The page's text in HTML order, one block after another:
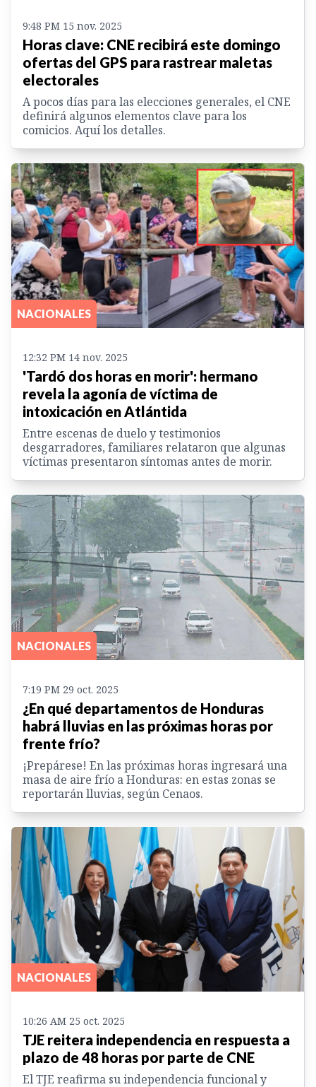
9:48 PM 15 nov. 2025
Horas clave: CNE recibirá este domingo
ofertas del GPS para rastrear maletas
electorales
A pocos días para las elecciones generales, el CNE
definirá algunos elementos clave para los
comicios. Aquí los detalles.
NACIONALES
12:32 PM 14 nov. 2025
'Tardó dos horas en morir': hermano
revela la agonía de víctima de
intoxicación en Atlántida
Entre escenas de duelo y testimonios
desgarradores, familiares relataron que algunas
víctimas presentaron síntomas antes de morir.
NACIONALES
7:19 PM 29 oct. 2025
¿En qué departamentos de Honduras
habrá lluvias en las próximas horas por
frente frío?
¡Prepárese! En las próximas horas ingresará una
masa de aire frío a Honduras: en estas zonas se
reportarán lluvias, según Cenaos.
NACIONALES
10:26 AM 25 oct. 2025
TJE reitera independencia en respuesta a
plazo de 48 horas por parte de CNE
El TJE reafirma su independencia funcional y